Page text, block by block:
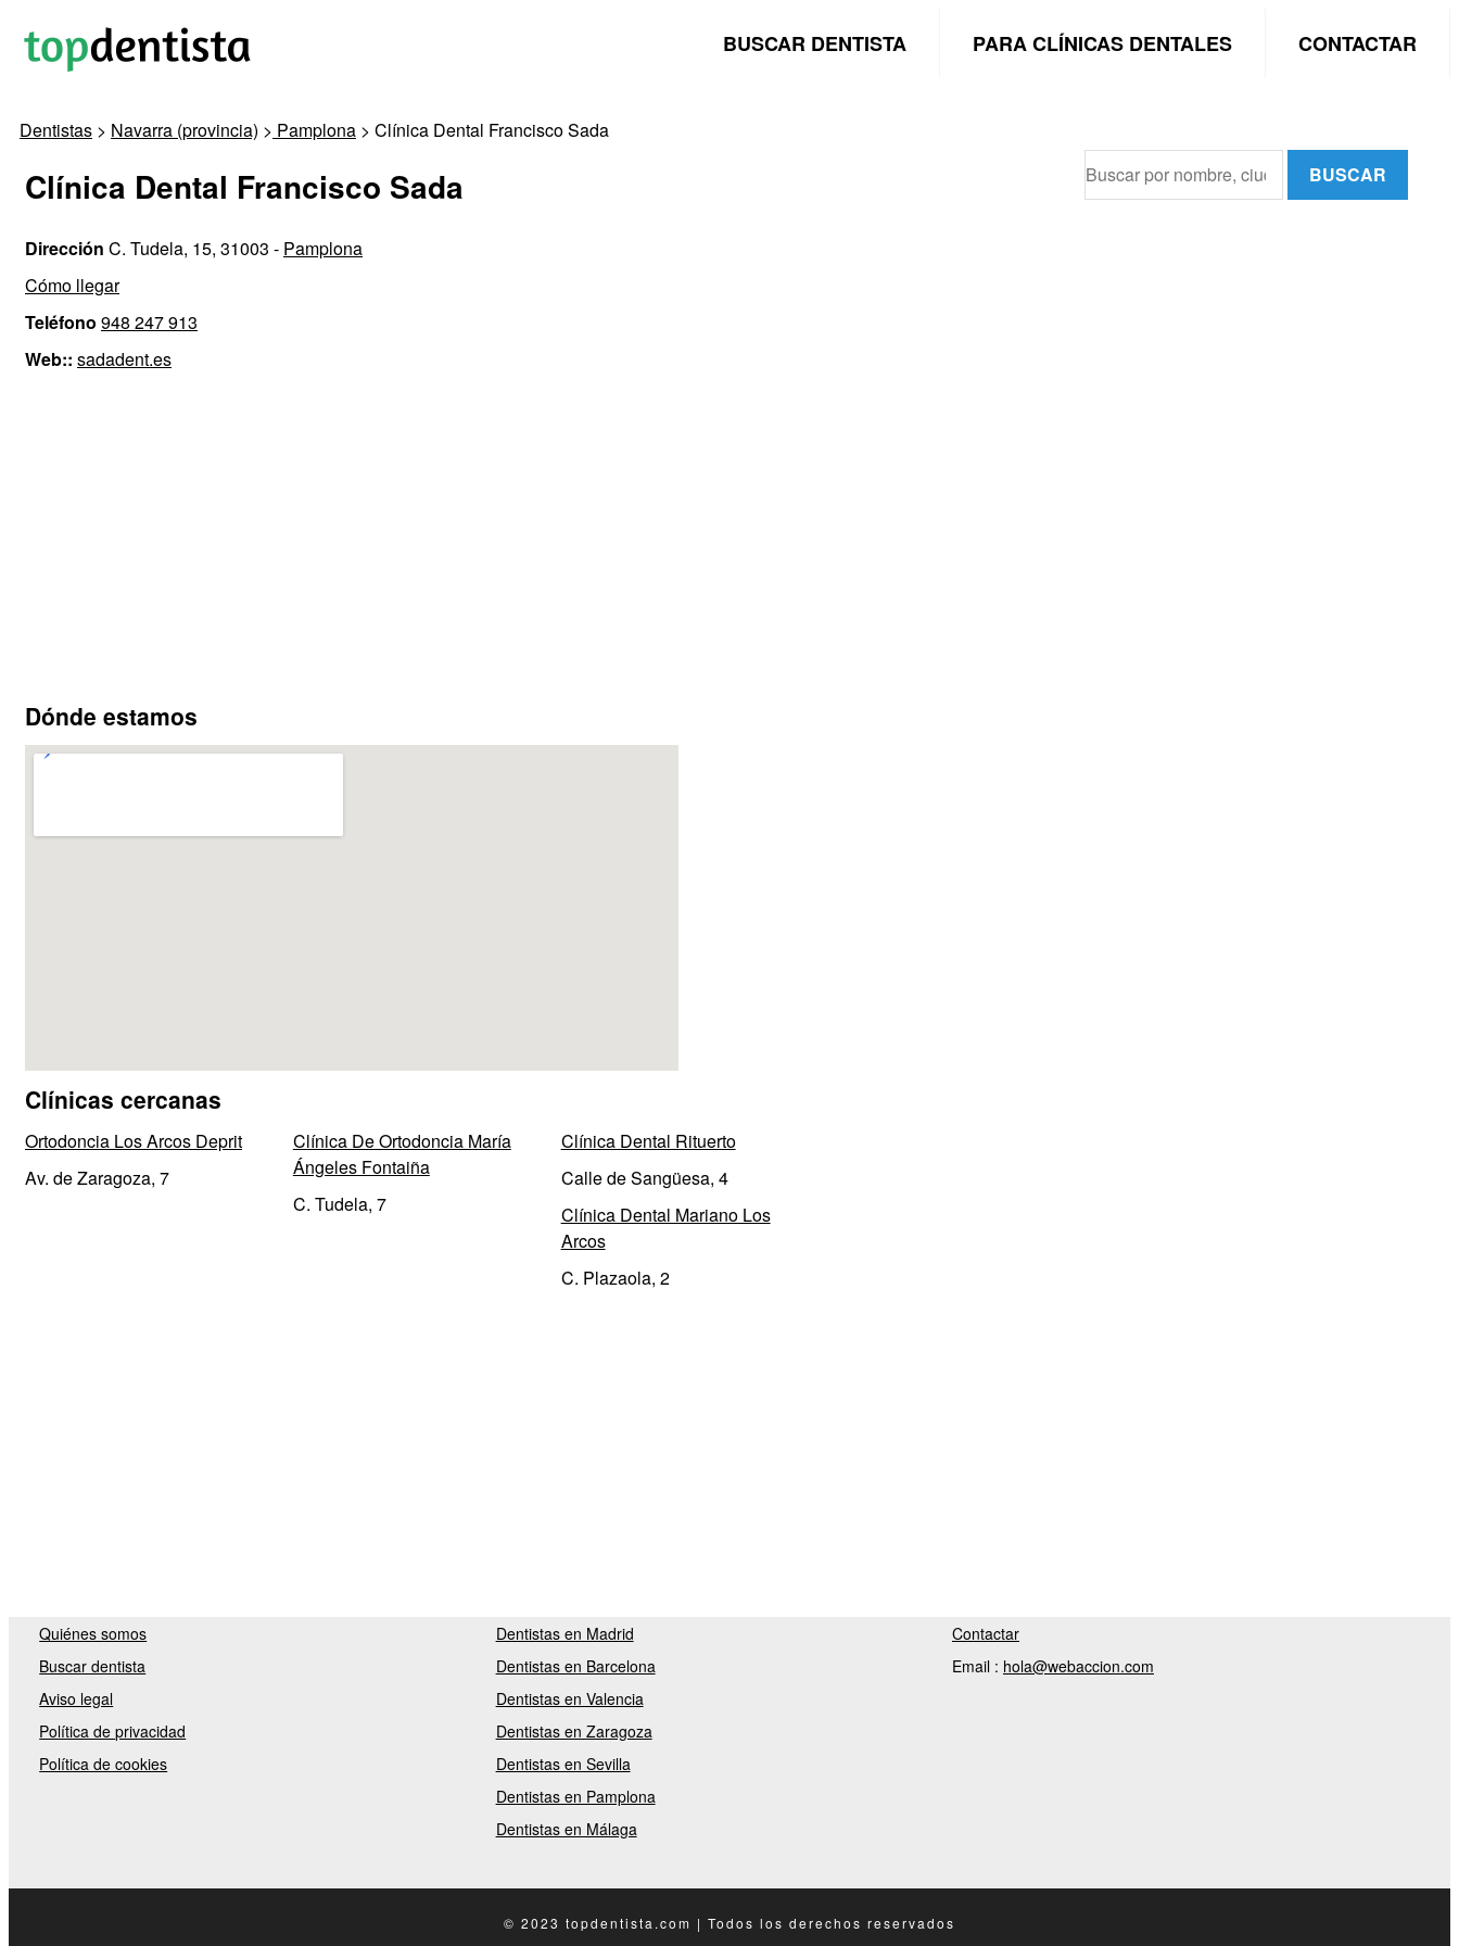
BUSCAR DENTISTA PARA CLÍNICAS DENTALES CONTACTAR
Dentistas > Navarra (provincia) > Pamplona > Clínica Dental Francisco Sada
Clínica Dental Francisco Sada
Dirección C. Tudela, 15, 31003 - Pamplona
Cómo llegar
Teléfono 948 247 913
Web:: sadadent.es
Dónde estamos
Clínicas cercanas
Ortodoncia Los Arcos Deprit
Av. de Zaragoza, 7
Clínica De Ortodoncia María
Ángeles Fontaiña
C. Tudela, 7
Clínica Dental Rituerto
Calle de Sangüesa, 4
Clínica Dental Mariano Los
Arcos
C. Plazaola, 2
BUSCAR
Quiénes somos
Buscar dentista
Aviso legal
Política de privacidad
Política de cookies
Dentistas en Madrid
Dentistas en Barcelona
Dentistas en Valencia
Dentistas en Zaragoza
Dentistas en Sevilla
Dentistas en Pamplona
Dentistas en Málaga
Contactar
Email : hola@webaccion.com
© 2023 topdentista.com | Todos los derechos reservados